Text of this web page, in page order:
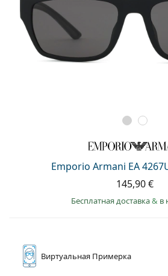
Emporio Armani EA
145,90 €
Бесплатная доставка& в
Виртуальная Примерка